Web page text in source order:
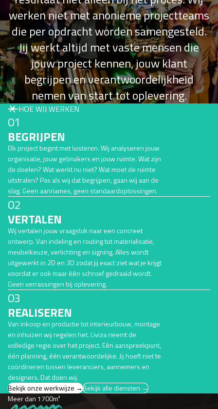
werken niet met anonieme projectteams
die per opdracht worden samengesteld.
Jij werkt altijd met vaste mensen die
jouw project kennen, jouw klant
begrijpen en verantwoordelijkheid
nemen van start tot oplevering.
HOE WIJ WERKEN
01
BEGRIJPEN
Elk project begint met luisteren. Wij analyseren jouw
organisatie, jouw gebruikers en jouw ruimte. Wat zijn
de doelen? Wat werkt nu niet? Wat moet de ruimte
uitstralen? Pas als wij dat begrijpen, gaan wij aan de
slag. Geen aannames, geen standaardoplossingen.
02
VERTALEN
Wij vertalen jouw vraagstuk naar een concreet
ontwerp. Van indeling en routing tot materialisatie,
meubelkeuze, verlichting en signing. Alles wordt
uitgewerkt in 2D en 3D zodat jij exact ziet wat je krijgt
voordat er ook maar één schroef gedraaid wordt.
Geen verrassingen bij oplevering.
03
REALISEREN
Van inkoop en productie tot interieurbouw, montage
en inhuizen wij regelen het. Liviza neemt de
volledige regie over het project. Eén aanspreekpunt,
één planning, één verantwoordelijke. Jij hoeft niet te
coördineren tussen leveranciers, aannemers en
designers. Dat doen wij.
Bekijk onze werkwijze →Bekijk alle diensten →
Meer dan 1700m²